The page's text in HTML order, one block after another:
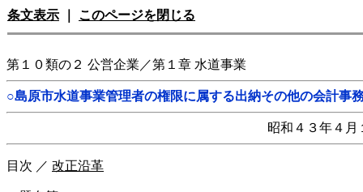
条文表示 このページを閉じる
第１０類の２ 公営企業／第１章 水道事業
○島原市水道事業管理者の権限に属する出納その他の会計事
昭和４３年４月
目次 ／ 改正沿革